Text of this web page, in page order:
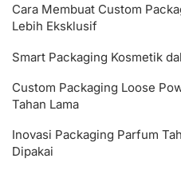
Cara Membuat Custom
Lebih Eksklusif
Smart Packaging Kosmetik
Custom Packaging Loose
Tahan Lama
Inovasi Packaging Parfum
Dipakai